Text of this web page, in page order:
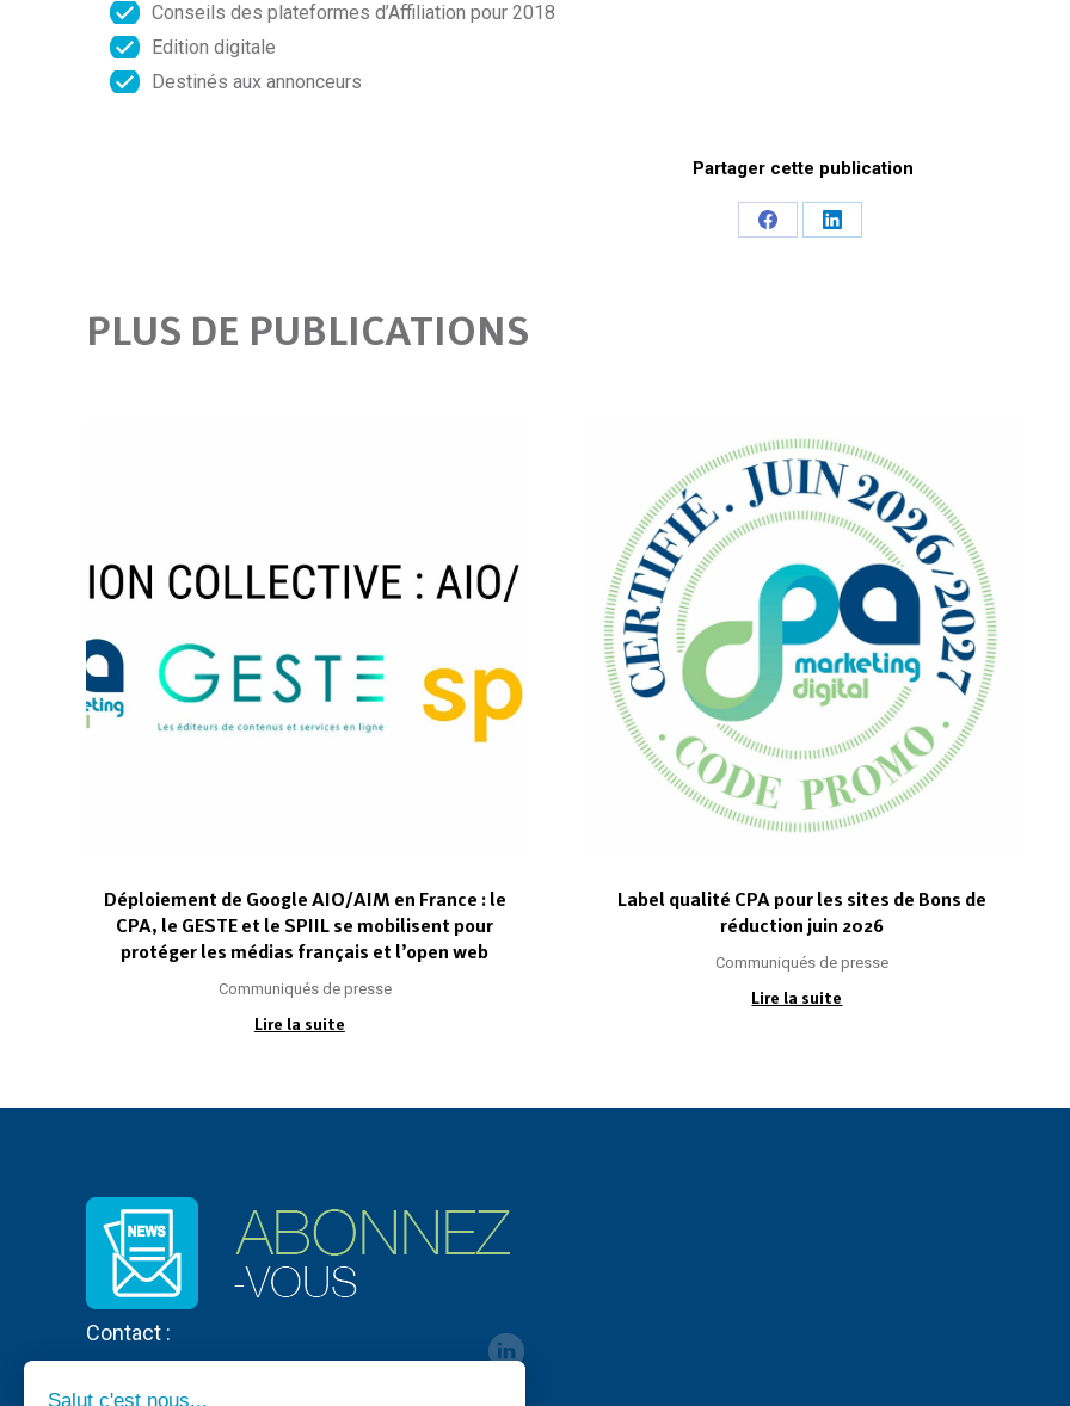
Conseils des plateformes d’Affiliation pour 2018
Edition digitale
Destinés aux annonceurs
Share
Share
Déploiement de Google AIO/AIM en France : le
CPA, le GESTE et le SPIIL se mobilisent pour
protéger les médias français et l’open web
Communiqués de presse
Lire la suite
Label qualité CPA pour les sites de Bons de
réduction juin 2026
Communiqués de presse
Lire la suite
Contact :
Salut c'est nous...